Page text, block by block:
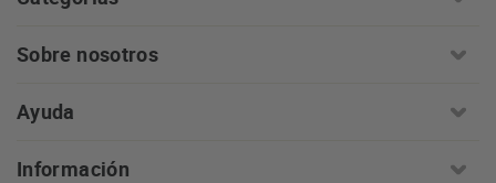
Sobre nosotros
Ayuda
Información